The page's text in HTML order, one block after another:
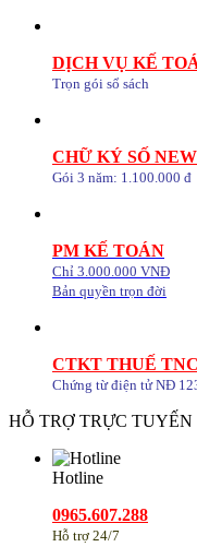
DỊCH VỤ KẾ
Trọn gói sổ sách
CHỮ KÝ SỐ
Gói 3 năm: 1.100.000 đ
PM KẾ TOÁN
Chỉ 3.000.000 VNĐ
Bản quyền trọn đời
CTKT THUẾ
Chứng từ điện tử NĐ
HỖ TRỢ TRỰC TUYẾN
Hotline
0965.607.288
Hỗ trợ 24/7